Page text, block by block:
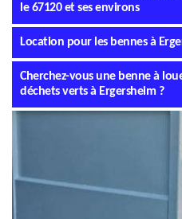
le 67120 et ses environs
Location pour les bennes à
Cherchez-vous une benne à
déchets verts à Ergersheim ?